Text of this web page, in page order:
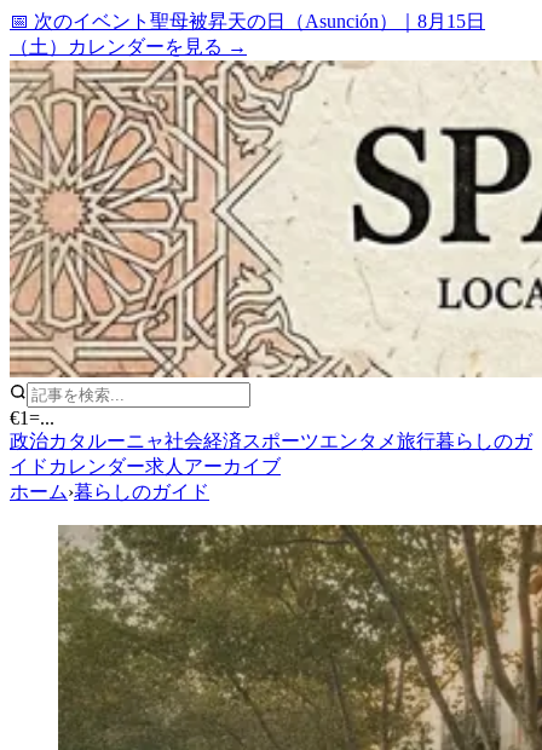
📅 次のイベント 聖母被昇天の日（Asunción）
8月15日
（土）
カレンダーを見る →
€1=...
政治カタルーニャ社会経済スポーツエンタメ旅行暮らしのガ
イド カレンダー求人 アーカイブ
ホーム›暮らしのガイド